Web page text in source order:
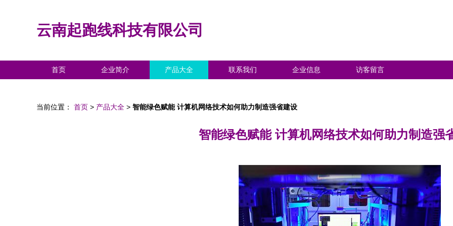
云南起跑线科技有限公司
首页 企业简介 产品大全 联系我们 企业信息 访客留言
当前位置： 首页 > 产品大全 > 智能绿色赋能 计算机网络技术如何助力制造强省建设
智能绿色赋能 计算机网络技术如何助力制造强